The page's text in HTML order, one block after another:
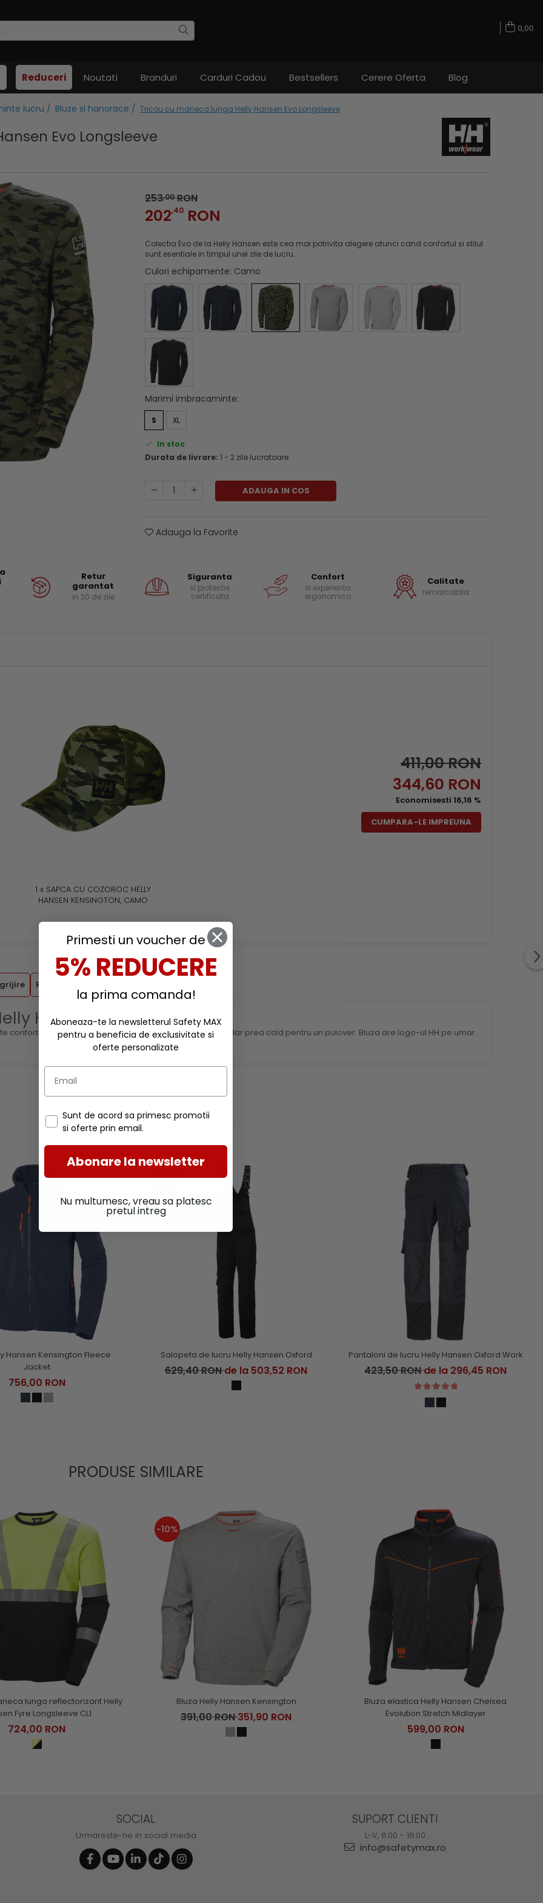
0,00
Reduceri Noutati Branduri Carduri Cadou Bestsellers Cerere Oferta Blog
lucru / Bluze si hanorace / Tricou cu maneca lunga Helly Hansen Evo Longsleeve
Evo Longsleeve
253,00RON
202,40 RON
Colectia Evo de la Helly Hansen este cea mai potrivita alegere atunci cand confortul si stilul
sunt esentiale in timpul unei zile de lucru.
Culori echipamente: Camo
Marimi imbracaminte:
S XL
In stoc
Durata de livrare: 1 - 2 zile lucratoare
ADAUGA IN COS
Adauga la Favorite
Retur
garantat
in 30 de zile
Siguranta
si protectie
certificata
Confort
si experienta
ergonomica
Calitate
remarcabila
1 x SAPCA CU COZOROC HELLY
HANSEN KENSINGTON, CAMO
411,00 RON
344,60 RON
Economisesti 16,16 %
CUMPARA-LE IMPREUNA
Review-uri
Hansen Evo Longsleeve
confortabila atunci cand este prea frig pentru un tricou, dar prea cald pentru un pulover. Bluza are logo-ul HH pe umar.
RECOMANDARI
Hansen Kensington Fleece
Jacket
756,00 RON
Salopeta de lucru Helly Hansen Oxford
629,40 RONde la 503,52 RON
Pantaloni de lucru Helly Hansen Oxford Work
423,50 RONde la 296,45 RON
PRODUSE SIMILARE
lunga reflectorizant Helly
Fyre Longsleeve CL1
724,00 RON
-10%
Bluza Helly Hansen Kensington
391,00 RON351,90 RON
Bluza elastica Helly Hansen Chelsea
Evolution Stretch Midlayer
599,00 RON
SOCIAL
Urmareste-ne in social media
SUPORT CLIENTI
L-V, 8:00 - 16:00
info@safetymax.ro
Primesti un voucher de
5% REDUCERE
la prima comanda!
Aboneaza-te la newsletterul Safety MAX
pentru a beneficia de exclusivitate si
oferte personalizate
Sunt de acord sa primesc promotii
si oferte prin email.
Abonare la newsletter
Nu multumesc, vreau sa platesc
pretul intreg